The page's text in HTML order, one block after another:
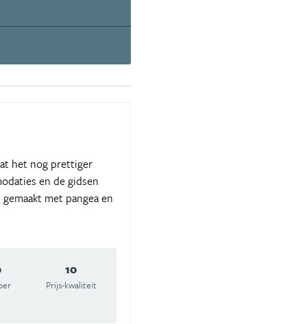
het nog prettiger
en de gidsen
met pangea en
10
Prijs-kwaliteit